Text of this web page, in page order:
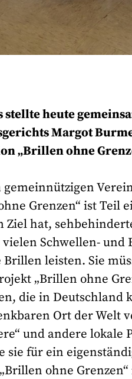
stellte heute
Margot
„Brillen ohne
Grenzen“ ist Teil
hat,
Schwellen-
leisten. Sie
„Brillen ohne
die in Deutschland
Ort der Welt
und andere
sie für ein
ohne